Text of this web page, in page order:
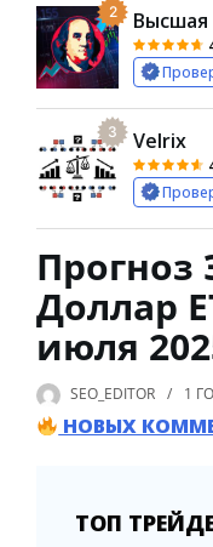
2 Высшая
3 Velrix
Доллар
июля
SEO_EDITOR 1
НОВЫХ
ТОП